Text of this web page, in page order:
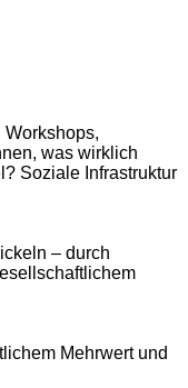
was wirklich
Soziale Infrastruktur
– durch
Mehrwert und